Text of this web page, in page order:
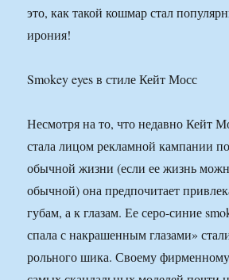
это, как такой кошмар стал
ирония!
Smokey eyes в стиле Кейт Мосс
Несмотря на то, что недавно Кейт
стала лицом рекламной кампании
обычной жизни (если ее жизнь
обычной) она предпочитает
губам, а к глазам. Ее серо-синие
спала с накрашенным глазами»
рольного шика. Своему фирменному